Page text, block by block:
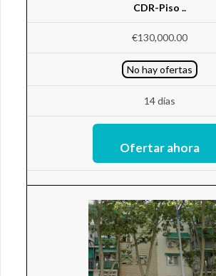
CDR-Piso ..
€130,000.00
No hay ofertas
14 días